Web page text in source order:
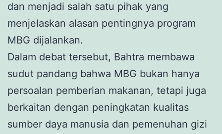
dan menjadi salah satu pihak yang
menjelaskan alasan pentingnya program
MBG dijalankan.
Dalam debat tersebut, Bahtra membawa
sudut pandang bahwa MBG bukan hanya
persoalan pemberian makanan, tetapi juga
berkaitan dengan peningkatan kualitas
sumber daya manusia dan pemenuhan gizi